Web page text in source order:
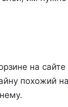
на
похожий